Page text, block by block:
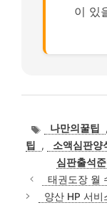
이 있
태나만의꿀팁 ,
팁
, 소액심판양
심판출석준
태권도장 월
양산 HP 서비